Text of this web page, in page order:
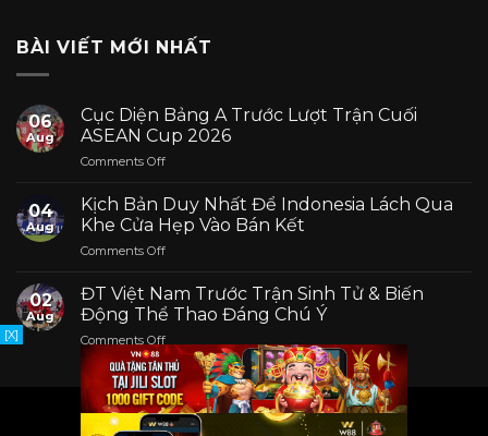
BÀI VIẾT MỚI NHẤT
06
Aug
Cục Diện Bảng A Trước Lượt Trận Cuối
ASEAN Cup 2026
Comments Offon
Diện
Bảng
A
Trước
Trận
Cuối
Cup
2026
04
Aug
Kịch Bản Duy Nhất Để Indonesia Lách Qua
Khe Cửa Hẹp Vào Bán Kết
Comments Offon
Bản
Duy
Nhất
Để
Indonesia
Lách
Qua
Khe
02
Aug
ĐT Việt Nam Trước Trận Sinh Tử & Biến
Động Thể Thao Đáng Chú Ý
Comments Offon
ĐT
Việt
Nam
Trước
Trận
[X]